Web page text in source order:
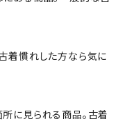
着慣れした方なら気に
に見られる商品。古着